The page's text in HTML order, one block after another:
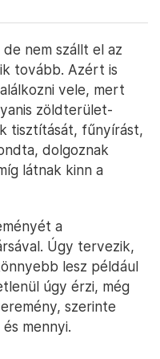
nem szállt el az
tovább. Azért is
vele, mert
zöldterület-
tisztítását, fűnyírást,
dolgoznak
látnak kinn a
a
Úgy tervezik,
lesz például
úgy érzi, még
szerinte
mennyi.